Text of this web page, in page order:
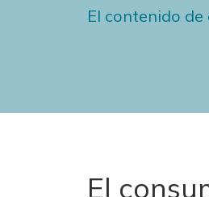
El contenido
El